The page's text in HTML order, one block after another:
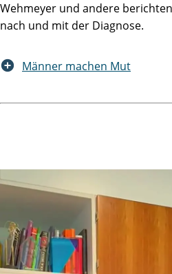
Wehmeyer und andere
nach und mit der Diagnose.
Männer machen Mut